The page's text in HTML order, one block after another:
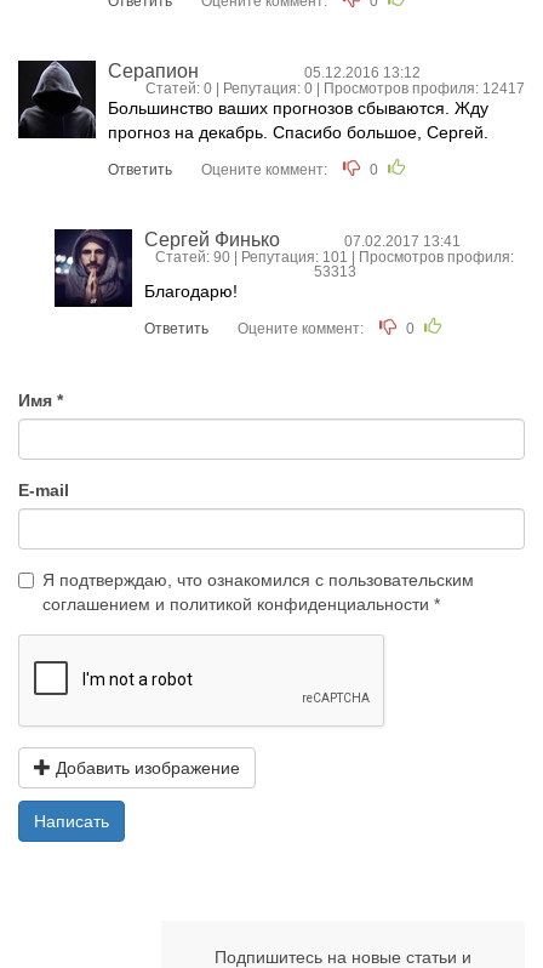
Серапион
05.12.2016 13:12
Статей: 0 | Репутация: 0 | Просмотров профиля: 12417
Большинство ваших прогнозов сбываются. Жду
прогноз на декабрь. Спасибо большое, Сергей.
Ответить Оцените коммент: 0
Сергей Финько
07.02.2017 13:41
Статей: 90 | Репутация: 101 | Просмотров профиля:
53313
Благодарю!
Ответить Оцените коммент: 0
Имя
E-mail
Я подтверждаю, что ознакомился с пользовательским
соглашением и политикой конфиденциальности
Добавить изображение
Написать
Подпишитесь на новые статьи и